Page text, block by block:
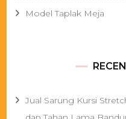
Model Taplak Meja
Jual Sarung Kursi